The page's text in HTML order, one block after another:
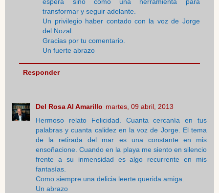
transformar y seguir adelante.
Un privilegio haber contado con la voz de Jorge
del Nozal.
Gracias por tu comentario.
Un fuerte abrazo
Responder
Del Rosa Al Amarillo martes, 09 abril, 2013
Hermoso relato Felicidad. Cuanta cercanía en tus
palabras y cuanta calidez en la voz de Jorge. El tema
de la retirada del mar es una constante en mis
ensoñacione. Cuando en la playa me siento en silencio
frente a su inmensidad es algo recurrente en mis
fantasías.
Como siempre una delicia leerte querida amiga.
Un abrazo